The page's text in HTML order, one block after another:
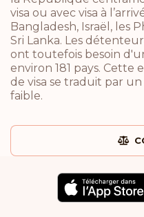
visa ou avec visa à
Bangladesh, Israël, les
Sri Lanka. Les
ont toutefois besoin
environ 181 pays. Cette
de visa se traduit par
faible.